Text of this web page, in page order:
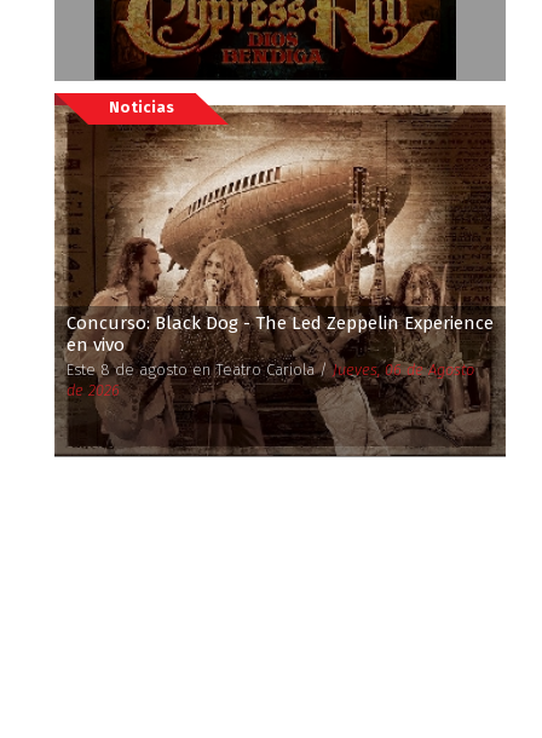
Noticias
Concurso: Black Dog - The Led Zeppelin Experience
en vivo
Este 8 de agosto en Teatro Cariola /Jueves, 06 de Agosto
de 2026